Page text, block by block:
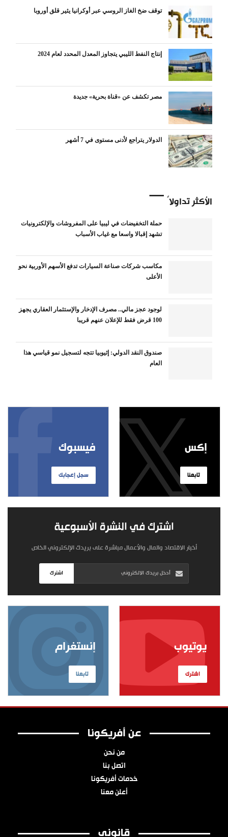
توقف ضخ الغاز الروسي عبر أوكرانيا يثير قلق أوروبا
إنتاج النفط الليبي يتجاوز المعدل المحدد لعام 2024
مصر تكشف عن «قناة بحرية» جديدة
الدولار يتراجع لأدنى مستوى في 7 أشهر
الأكثر تداولاً
حملة التخفيضات في ليبيا على المفروشات والإلكترونيات
تشهد إقبالا واسعا مع غياب الأسباب
مكاسب شركات صناعة السيارات تدفع الأسهم الأوربية نحو
الأعلى
لوجود عجز مالي.. مصرف الإدخار والإستثمار العقاري يجهز
100 قرض فقط للإعلان عنهم قريبا
صندوق النقد الدولي: إثيوبيا تتجه لتسجيل نمو قياسي هذا
العام
فيسبوك
سجل إعجابك
إكس
تابعنا
اشترك في النشرة الأسبوعية
أخبار الاقتصاد والمال والأعمال مباشرة على بريدك الإلكتروني الخاص
اشترك
إنستغرام
تابعنا
يوتيوب
اشترك
عن أفريكونا
من نحن
اتصل بنا
خدمات أفريكونا
أعلن معنا